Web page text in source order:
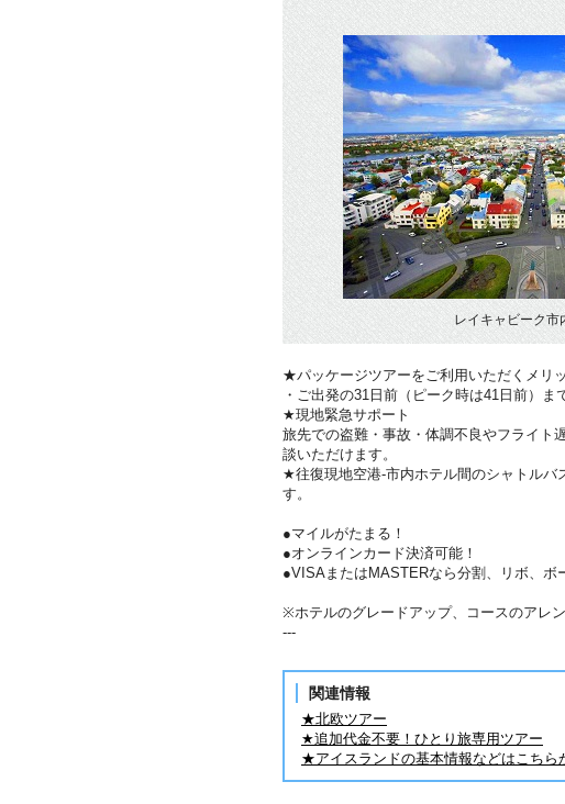
レイキャビーク市
★パッケージツアーをご利用いただくメリ
・ご出発の31日前（ピーク時は41日前）ま
★現地緊急サポート
旅先での盗難・事故・体調不良やフライト
談いただけます。
★往復現地空港-市内ホテル間のシャトルバ
す。
●マイルがたまる！
●オンラインカード決済可能！
●VISAまたはMASTERなら分割、リボ、ボ
※ホテルのグレードアップ、コースのアレン
---
関連情報
★北欧ツアー
★追加代金不要！ひとり旅専用ツアー
★アイスランドの基本情報などはこちら